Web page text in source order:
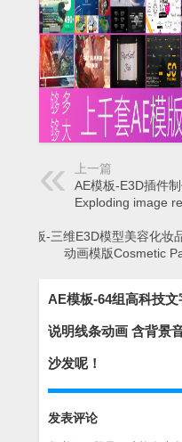
上一篇
AE模板-E3D插件
Exploding image
AE模板-三维E3D模型美容化
动画模版Cosmetic
AE模板-64组高科技
说明线条动画 含背景
沙发呢！
发表评论